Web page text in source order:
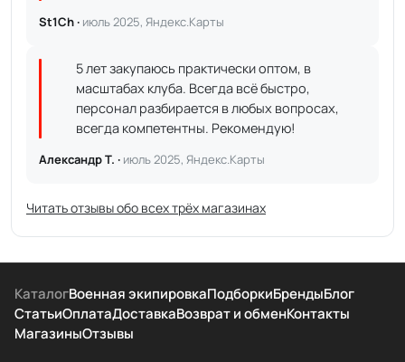
St1Ch · июль 2025, Яндекс.Карты
5 лет закупаюсь практически оптом, в
масштабах клуба. Всегда всё быстро,
персонал разбирается в любых вопросах,
всегда компетентны. Рекомендую!
Александр Т. · июль 2025, Яндекс.Карты
Читать отзывы обо всех трёх магазинах
КаталогВоенная экипировкаПодборкиБрендыБлог
СтатьиОплатаДоставкаВозврат и обменКонтакты
МагазиныОтзывы